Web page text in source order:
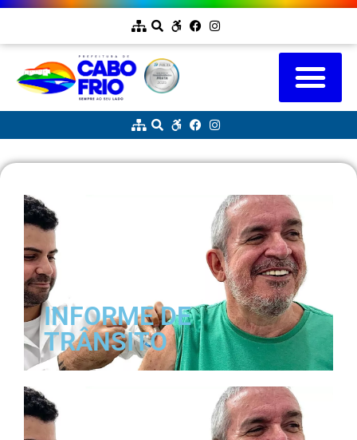
INFORME DE
TRÂNSITO